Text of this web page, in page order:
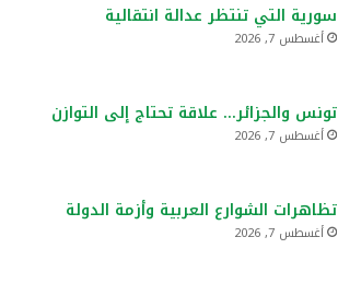
ن
سورية التي تنتظر عدالة انتقالية
أغسطس 7, 2026
تونس والجزائر… علاقة تحتاج إلى التوازن
أغسطس 7, 2026
تظاهرات الشوارع العربية وأزمة الدولة
أغسطس 7, 2026